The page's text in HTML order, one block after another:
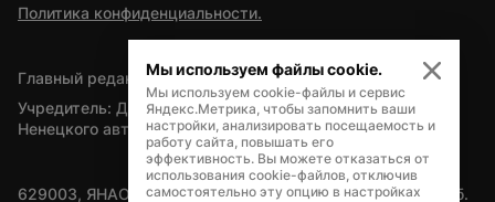
Политика конфиденциальности.
Главный редактор — А.Л. Поздеев
Учредитель: Департамент внутренней политики Ямало-
Ненецкого автономного округа
629003, ЯНАО, Салехард, мкр. Богдана Кнунянца, д.1, каб.
Мы используем файлы cookie.
Мы используем cookie-файлы и сервис
Яндекс.Метрика, чтобы запомнить ваши
настройки, анализировать посещаемость и
работу сайта, повышать его
эффективность. Вы можете отказаться от
использования cookie-файлов, отключив
самостоятельно эту опцию в настройках